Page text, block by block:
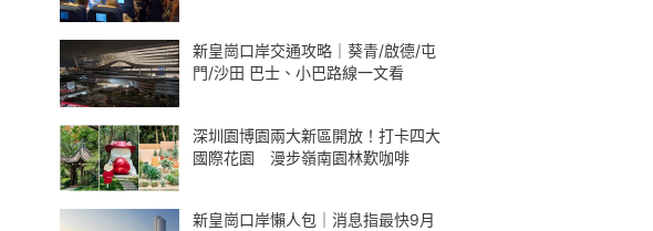
新皇崗口岸交通攻略｜葵青/啟德/屯
門/沙田 巴士、小巴路線一文看
深圳園博園兩大新區開放！打卡四大
國際花園 漫步嶺南園林歎咖啡
新皇崗口岸懶人包｜消息指最快9月